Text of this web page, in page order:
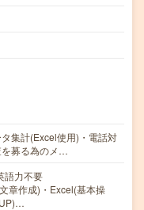
集計(Excel使用)・電話対
を募る為のメ…
語力不要
章作成)・Excel(基本操